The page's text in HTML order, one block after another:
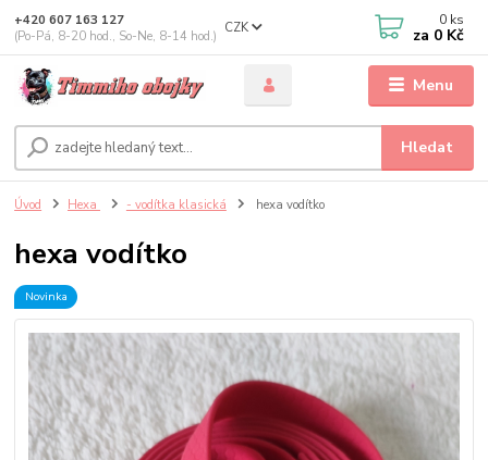
Menu
CZK
Hledat
+420 607 163 127
(Po-Pá, 8-20 hod., So-Ne, 8-14 hod.)
0 ks
za 0 Kč
Úvod Hexa - vodítka klasická hexa vodítko
hexa vodítko
Novinka